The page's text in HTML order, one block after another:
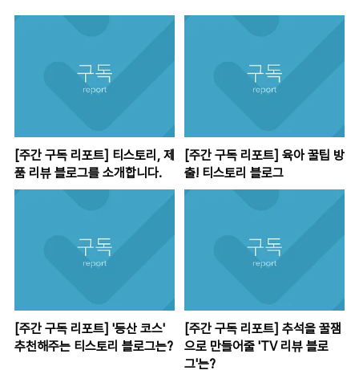
[주간 구독 리포트] 티스토리, 제
품 리뷰 블로그를 소개합니다.
[주간 구독 리포트] 육아 꿀팁 방
출! 티스토리 블로그
[주간 구독 리포트] '등산 코스'
추천해주는 티스토리 블로그는?
[주간 구독 리포트] 추석을 꿀잼
으로 만들어줄 'TV 리뷰 블로
그'는?